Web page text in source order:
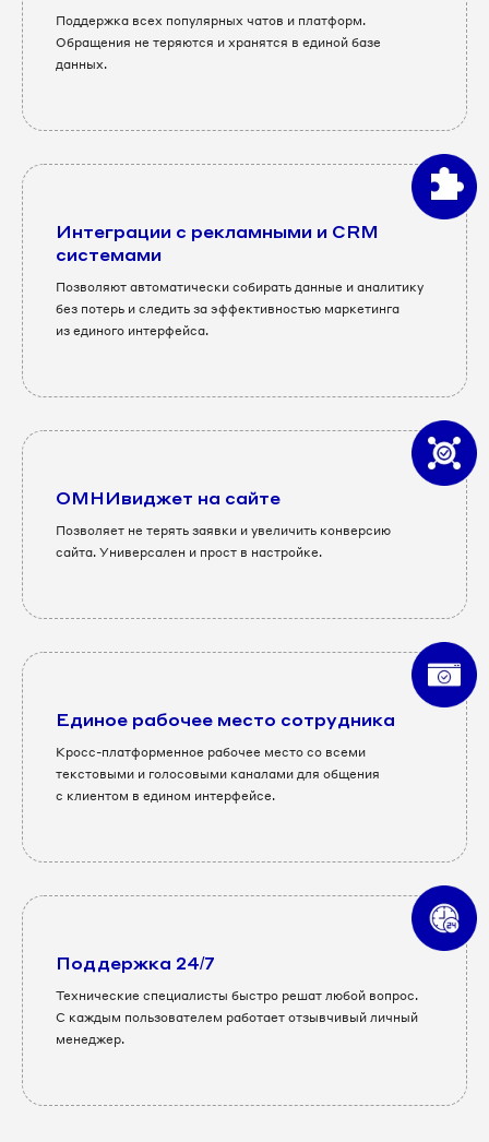
Поддержка всех популярных чатов и платформ.
Обращения не теряются и хранятся в единой базе
данных.
Интеграции с рекламными и CRM
системами
Позволяют автоматически собирать данные и аналитику
без потерь и следить за эффективностью маркетинга
из единого интерфейса.
ОМНИвиджет на сайте
Позволяет не терять заявки и увеличить конверсию
сайта. Универсален и прост в настройке.
Единое рабочее место сотрудника
Кросс-платформенное рабочее место со всеми
текстовыми и голосовыми каналами для общения
с клиентом в едином интерфейсе.
Поддержка 24/7
Технические специалисты быстро решат любой вопрос.
С каждым пользователем работает отзывчивый личный
менеджер.